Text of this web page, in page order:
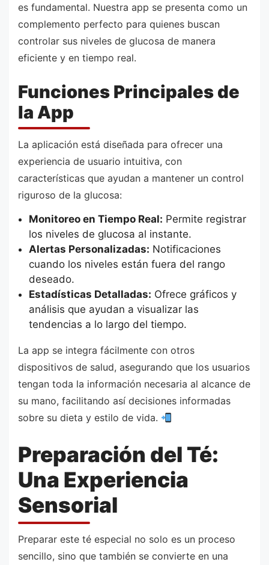
es fundamental. Nuestra app se presenta como un
complemento perfecto para quienes buscan
controlar sus niveles de glucosa de manera
eficiente y en tiempo real.
Funciones Principales de
la App
La aplicación está diseñada para ofrecer una
experiencia de usuario intuitiva, con
características que ayudan a mantener un control
riguroso de la glucosa:
Monitoreo en Tiempo Real: Permite registrar
los niveles de glucosa al instante.
Alertas Personalizadas: Notificaciones
cuando los niveles están fuera del rango
deseado.
Estadísticas Detalladas: Ofrece gráficos y
análisis que ayudan a visualizar las
tendencias a lo largo del tiempo.
La app se integra fácilmente con otros
dispositivos de salud, asegurando que los usuarios
tengan toda la información necesaria al alcance de
su mano, facilitando así decisiones informadas
sobre su dieta y estilo de vida.
Preparación del Té:
Una Experiencia
Sensorial
Preparar este té especial no solo es un proceso
sencillo, sino que también se convierte en una